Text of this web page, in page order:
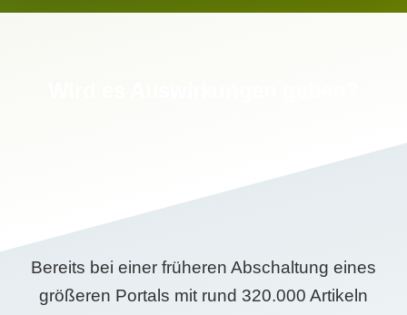
Bereits bei einer früheren Abschaltung eines
größeren Portals mit rund 320.000 Artikeln